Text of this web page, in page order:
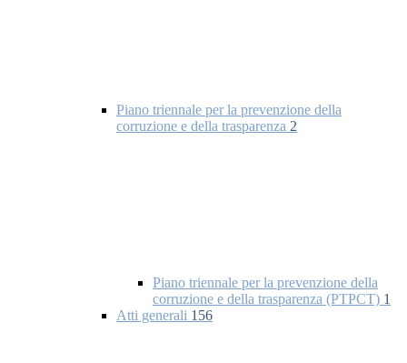
Piano triennale per la prevenzione della
corruzione e della trasparenza 2
Piano triennale per la prevenzione della
corruzione e della trasparenza (PTPCT) 1
Atti generali 156